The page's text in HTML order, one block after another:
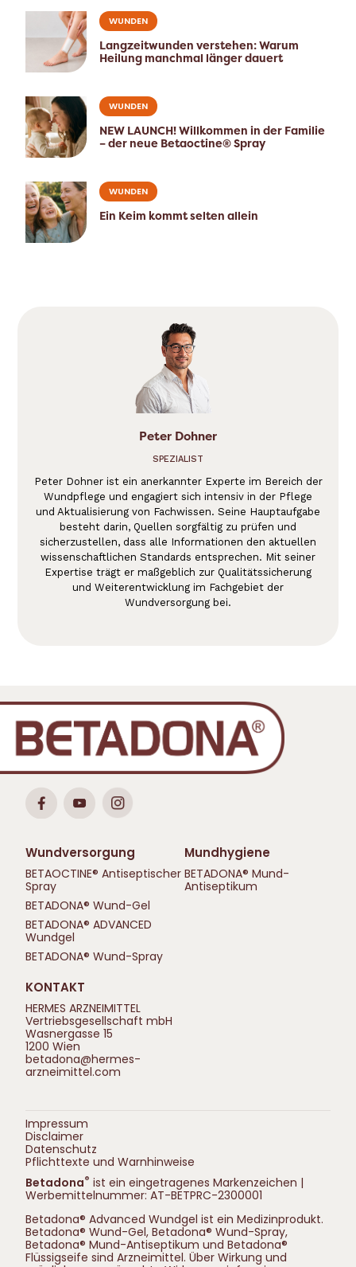
WUNDEN
Langzeitwunden verstehen: Warum
Heilung manchmal länger dauert
WUNDEN
NEW LAUNCH! Willkommen in der Familie
– der neue Betaoctine® Spray
WUNDEN
Ein Keim kommt selten allein
Peter Dohner
SPEZIALIST
Peter Dohner ist ein anerkannter Experte im Bereich der
Wundpflege und engagiert sich intensiv in der Pflege
und Aktualisierung von Fachwissen. Seine Hauptaufgabe
besteht darin, Quellen sorgfältig zu prüfen und
sicherzustellen, dass alle Informationen den aktuellen
wissenschaftlichen Standards entsprechen. Mit seiner
Expertise trägt er maßgeblich zur Qualitätssicherung
und Weiterentwicklung im Fachgebiet der
Wundversorgung bei.
Wundversorgung
BETAOCTINE® Antiseptischer
Spray
BETADONA® Wund-Gel
BETADONA® ADVANCED
Wundgel
BETADONA® Wund-Spray
Mundhygiene
BETADONA® Mund-
Antiseptikum
KONTAKT
HERMES ARZNEIMITTEL
Vertriebsgesellschaft mbH
Wasnergasse 15
1200 Wien
betadona@hermes-
arzneimittel.com
Betadona® ist ein eingetragenes Markenzeichen |
Werbemittelnummer: AT-BETPRC-2300001
Betadona® Advanced Wundgel ist ein Medizinprodukt.
Betadona® Wund-Gel, Betadona® Wund-Spray,
Betadona® Mund-Antiseptikum und Betadona®
Flüssigseife sind Arzneimittel. Über Wirkung und
Impressum
Disclaimer
Datenschutz
Pflichttexte und Warnhinweise